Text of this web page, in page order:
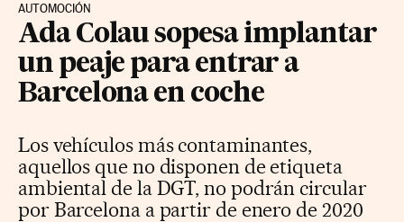
AUTOMOCIÓN
Ada Colau sopesa implantar
un peaje para entrar a
Barcelona en coche
Los vehículos más contaminantes,
aquellos que no disponen de etiqueta
ambiental de la DGT, no podrán circular
por Barcelona a partir de enero de 2020